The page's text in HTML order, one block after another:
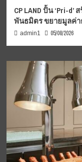
CP LAND ปั้น ‘Pri-
พันธมิตร ขยายมูลค่า
admin1 05/08/2026